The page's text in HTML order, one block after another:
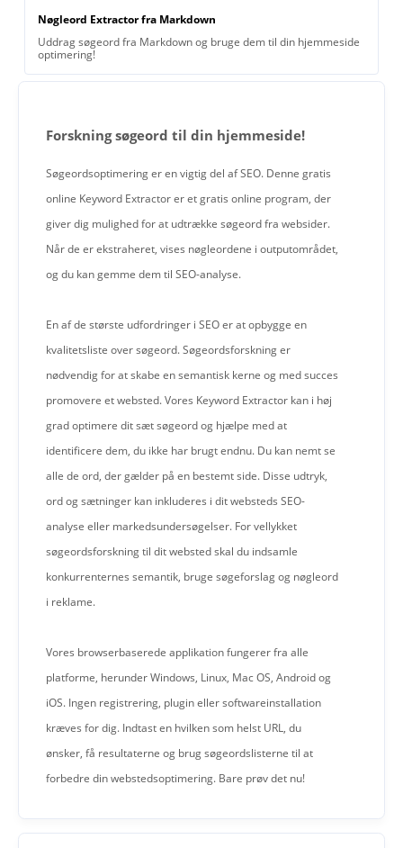
Nøgleord Extractor fra Markdown
Uddrag søgeord fra Markdown og bruge dem til din hjemmeside
optimering!
Forskning søgeord til din hjemmeside!
Søgeordsoptimering er en vigtig del af SEO. Denne gratis
online Keyword Extractor er et gratis online program, der
giver dig mulighed for at udtrække søgeord fra websider.
Når de er ekstraheret, vises nøgleordene i outputområdet,
og du kan gemme dem til SEO-analyse.
En af de største udfordringer i SEO er at opbygge en
kvalitetsliste over søgeord. Søgeordsforskning er
nødvendig for at skabe en semantisk kerne og med succes
promovere et websted. Vores Keyword Extractor kan i høj
grad optimere dit sæt søgeord og hjælpe med at
identificere dem, du ikke har brugt endnu. Du kan nemt se
alle de ord, der gælder på en bestemt side. Disse udtryk,
ord og sætninger kan inkluderes i dit websteds SEO-
analyse eller markedsundersøgelser. For vellykket
søgeordsforskning til dit websted skal du indsamle
konkurrenternes semantik, bruge søgeforslag og nøgleord
i reklame.
Vores browserbaserede applikation fungerer fra alle
platforme, herunder Windows, Linux, Mac OS, Android og
iOS. Ingen registrering, plugin eller softwareinstallation
kræves for dig. Indtast en hvilken som helst URL, du
ønsker, få resultaterne og brug søgeordslisterne til at
forbedre din webstedsoptimering. Bare prøv det nu!